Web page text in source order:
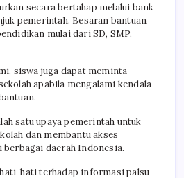
secara bertahap melalui bank
pemerintah. Besaran bantuan
mulai dari SD, SMP,
siswa juga dapat meminta
apabila mengalami kendala
satu upaya pemerintah untuk
dan membantu akses
daerah Indonesia.
hati terhadap informasi palsu